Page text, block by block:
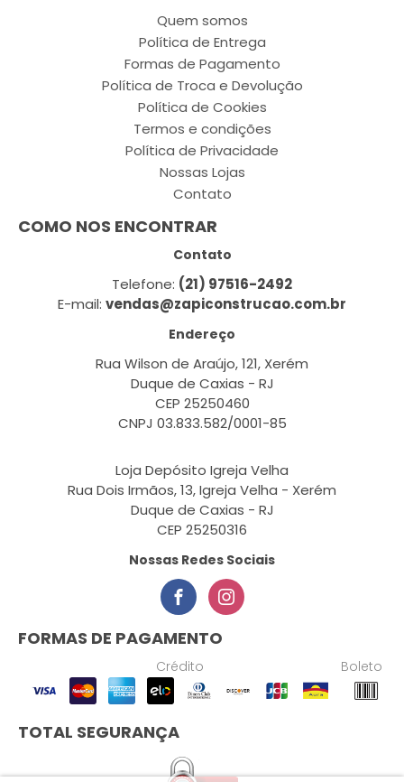
Quem somos
Política de Entrega
Formas de Pagamento
Política de Troca e Devolução
Política de Cookies
Termos e condições
Política de Privacidade
Nossas Lojas
Contato
COMO NOS ENCONTRAR
Contato
Telefone: (21) 97516-2492
E-mail: vendas@zapiconstrucao.com.br
Endereço
Rua Wilson de Araújo, 121, Xerém
Duque de Caxias - RJ
CEP 25250460
CNPJ 03.833.582/0001-85
Loja Depósito Igreja Velha
Rua Dois Irmãos, 13, Igreja Velha - Xerém
Duque de Caxias - RJ
CEP 25250316
Nossas Redes Sociais
FORMAS DE PAGAMENTO
Crédito Boleto
TOTAL SEGURANÇA